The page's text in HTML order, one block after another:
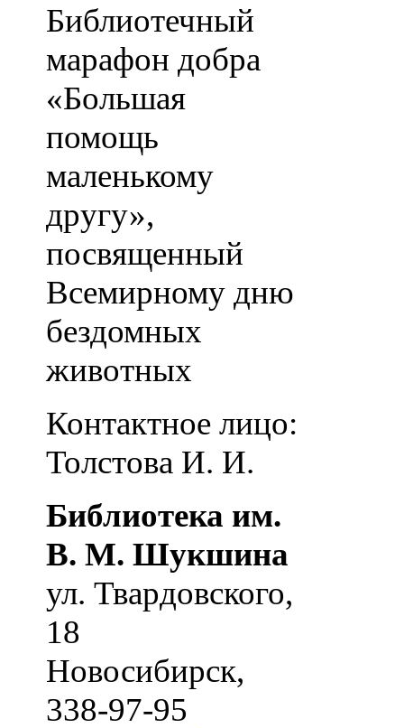
Библиотечный
марафон добра
«Большая
помощь
маленькому
другу»,
посвященный
Всемирному дню
бездомных
животных
Контактное лицо:
Толстова И. И.
Библиотека им.
В. М. Шукшина
ул. Твардовского,
18
Новосибирск,
338-97-95